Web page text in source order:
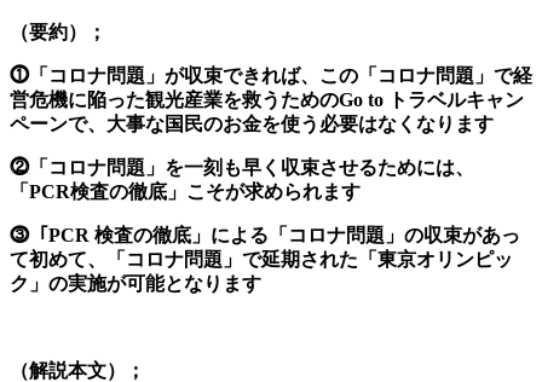
（要約）；
⓵「コロナ問題」が収束できれば、この「コロナ問題」で経
営危機に陥った観光産業を救うためのGo to トラベルキャン
ペーンで、大事な国民のお金を使う必要はなくなります
⓶「コロナ問題」を一刻も早く収束させるためには、
「PCR検査の徹底」こそが求められます
⓷「PCR 検査の徹底」による「コロナ問題」の収束があっ
て初めて、「コロナ問題」で延期された「東京オリンピッ
ク」の実施が可能となります
（解説本文）；